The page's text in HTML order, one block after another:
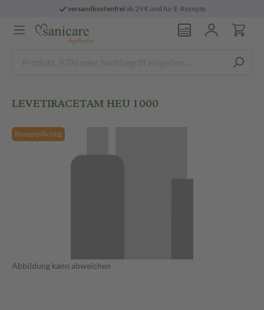
versandkostenfreiab 29 € und für E-Rezepte
LEVETIRACETAM HEU 1000
Rezeptpflichtig
Abbildung kann abweichen